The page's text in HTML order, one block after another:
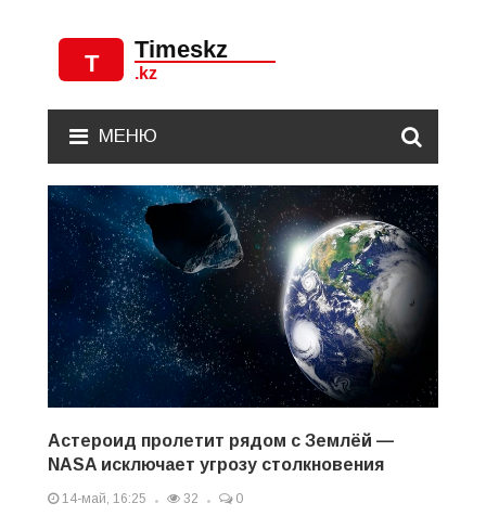
МЕНЮ
Астероид пролетит рядом с Землёй —
NASA исключает угрозу столкновения
14-май, 16:25 32 0